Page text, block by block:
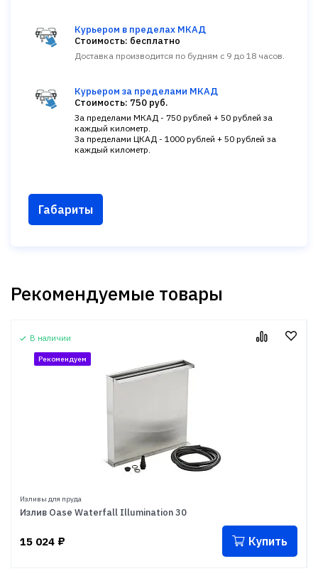
Курьером в пределах МКАД
Стоимость: бесплатно
Доставка производится по будням с 9 до 18 часов.
Курьером за пределами МКАД
Стоимость: 750 руб.
За пределами МКАД - 750 рублей + 50 рублей за
каждый километр.
За пределами ЦКАД - 1000 рублей + 50 рублей за
каждый километр.
Габариты
Рекомендуемые товары
В наличии
Рекомендуем
Изливы для пруда
Излив Oase Waterfall Illumination 30
15 024 ₽ Купить